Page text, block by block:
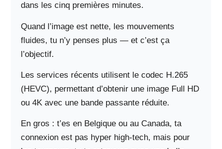
dans les cinq premières minutes.
Quand l’image est nette, les mouvements
fluides, tu n’y penses plus — et c’est ça
l’objectif.
Les services récents utilisent le codec H.265
(HEVC), permettant d’obtenir une image Full HD
ou 4K avec une bande passante réduite.
En gros : t’es en Belgique ou au Canada, ta
connexion est pas hyper high-tech, mais pour